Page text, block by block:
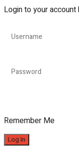
Login to your
Remember Me